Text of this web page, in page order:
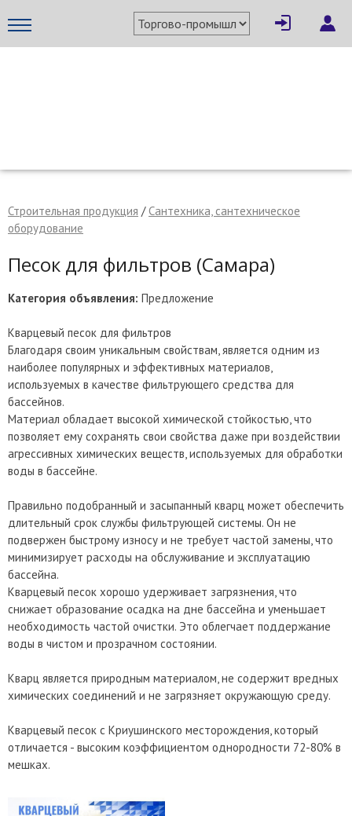
Строительная продукция /Сантехника, сантехническое
оборудование
Песок для фильтров (Самара)
Категория объявления: Предложение
Кварцевый песок для фильтров
Благодаря своим уникальным свойствам, является одним из
наиболее популярных и эффективных материалов,
используемых в качестве фильтрующего средства для
бассейнов.
Материал обладает высокой химической стойкостью, что
позволяет ему сохранять свои свойства даже при воздействии
агрессивных химических веществ, используемых для обработки
воды в бассейне.
Правильно подобранный и засыпанный кварц может обеспечить
длительный срок службы фильтрующей системы. Он не
подвержен быстрому износу и не требует частой замены, что
минимизирует расходы на обслуживание и эксплуатацию
бассейна.
Кварцевый песок хорошо удерживает загрязнения, что
снижает образование осадка на дне бассейна и уменьшает
необходимость частой очистки. Это облегчает поддержание
воды в чистом и прозрачном состоянии.
Кварц является природным материалом, не содержит вредных
химических соединений и не загрязняет окружающую среду.
Кварцевый песок с Криушинского месторождения, который
отличается - высоким коэффициентом однородности 72-80% в
мешках.
× Написать поставщику